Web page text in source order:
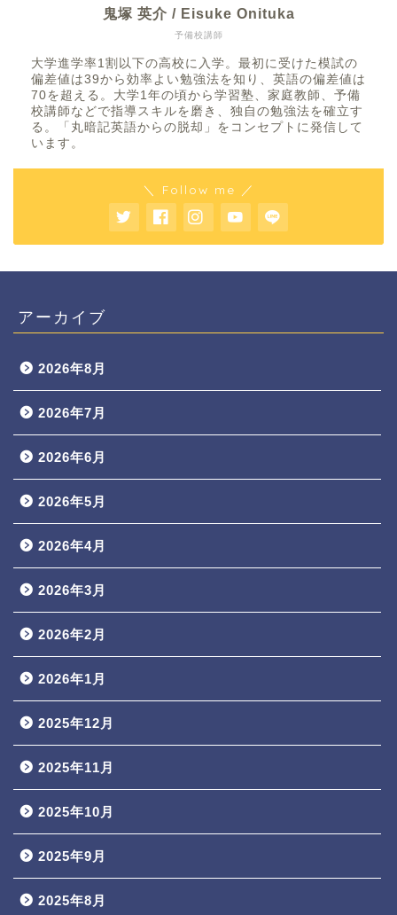
予備校講師
鬼塚 英介 / Eisuke Onituka
大学進学率1割以下の高校に入学。最初に受けた模試の
偏差値は39から効率よい勉強法を知り、英語の偏差値は
70を超える。大学1年の頃から学習塾、家庭教師、予備
校講師などで指導スキルを磨き、独自の勉強法を確立す
る。「丸暗記英語からの脱却」をコンセプトに発信して
います。
＼ Follow me ／
アーカイブ
2026年8月
2026年7月
2026年6月
2026年5月
2026年4月
2026年3月
2026年2月
2026年1月
2025年12月
2025年11月
2025年10月
2025年9月
2025年8月